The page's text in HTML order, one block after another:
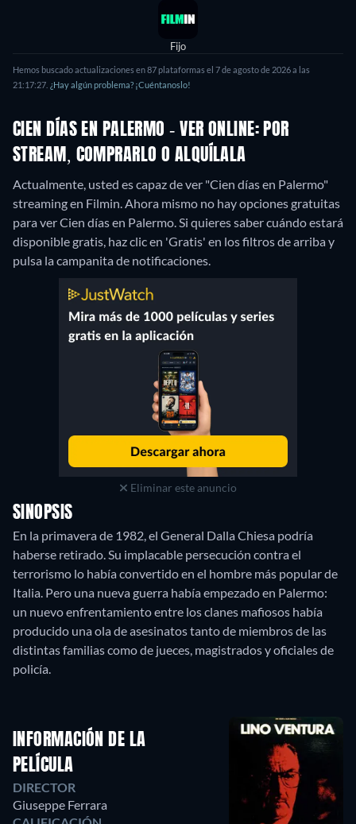
Fijo
Hemos buscado actualizaciones en 87 plataformas el 7 de agosto de 2026 a las
21:17:27. ¿Hay algún problema? ¡Cuéntanoslo!
CIEN DÍAS EN PALERMO - VER ONLINE: POR
STREAM, COMPRARLO O ALQUÍLALA
Actualmente, usted es capaz de ver "Cien días en Palermo"
streaming en Filmin.Ahora mismo no hay opciones gratuitas
para ver Cien días en Palermo. Si quieres saber cuándo estará
disponible gratis, haz clic en 'Gratis' en los filtros de arriba y
pulsa la campanita de notificaciones.
Eliminar este anuncio
SINOPSIS
En la primavera de 1982, el General Dalla Chiesa podría
haberse retirado. Su implacable persecución contra el
terrorismo lo había convertido en el hombre más popular de
Italia. Pero una nueva guerra había empezado en Palermo:
un nuevo enfrentamiento entre los clanes mafiosos había
producido una ola de asesinatos tanto de miembros de las
distintas familias como de jueces, magistrados y oficiales de
policía.
INFORMACIÓN DE LA
PELÍCULA
DIRECTOR
Giuseppe Ferrara